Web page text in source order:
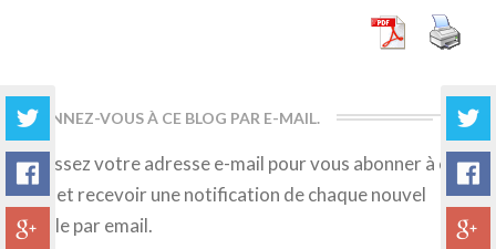
ABONNEZ-VOUS À CE BLOG PAR E-MAIL.
Saisissez votre adresse e-mail pour vous abonner à ce
blog et recevoir une notification de chaque nouvel
article par email.